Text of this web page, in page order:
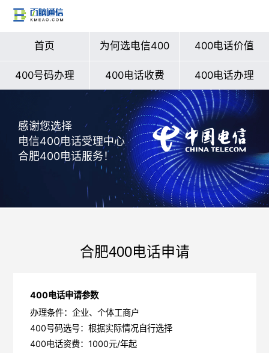
首页 为何选电信400 400电话价值
400号码办理 400电话收费 400电话办理
感谢您选择
电信400电话受理中心
合肥400电话服务！
合肥400电话申请
400电话申请参数
办理条件：企业、个体工商户
400号码选号：根据实际情况自行选择
400电话资费：1000元/年起